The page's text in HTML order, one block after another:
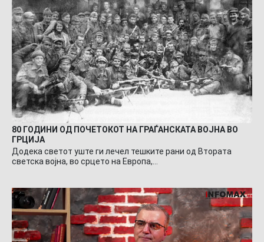
80 ГОДИНИ ОД ПОЧЕТОКОТ НА ГРАЃАНСКАТА ВОЈНА ВО
ГРЦИЈА
Додека светот уште ги лечел тешките рани од Втората
светска војна, во срцето на Европа,…